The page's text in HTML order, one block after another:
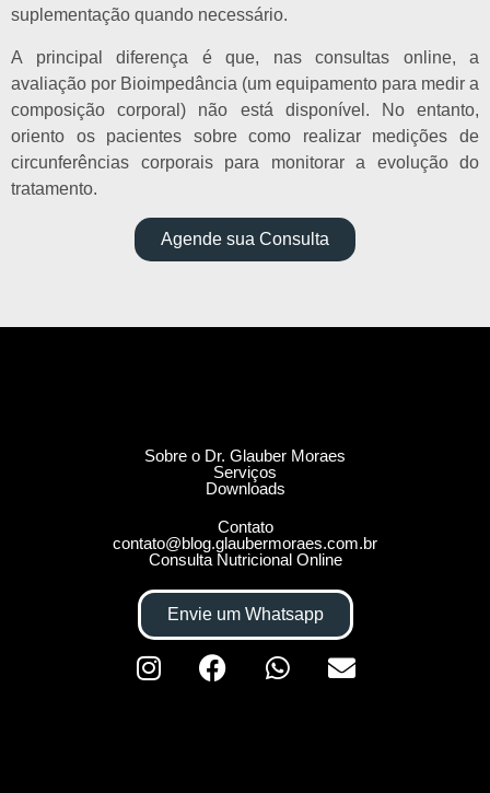
suplementação quando necessário.
A principal diferença é que, nas consultas online, a
avaliação por Bioimpedância (um equipamento para medir a
composição corporal) não está disponível. No entanto,
oriento os pacientes sobre como realizar medições de
circunferências corporais para monitorar a evolução do
tratamento.
Agende sua Consulta
Sobre o Dr. Glauber Moraes
Serviços
Downloads
Contato
contato@blog.glaubermoraes.com.br
Consulta Nutricional Online
Envie um Whatsapp